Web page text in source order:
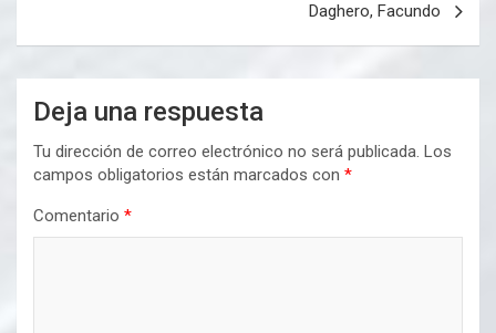
Daghero, Facundo
Deja una respuesta
Tu dirección de correo electrónico no será publicada. Los
campos obligatorios están marcados con *
Comentario *